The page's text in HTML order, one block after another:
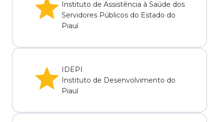
Instituto de Assistência à Saúde dos
Servidores Públicos do Estado do
Piauí
IDEPI
Instituto de Desenvolvimento do
Piauí